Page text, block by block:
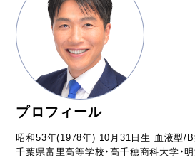
プロフィール
昭和53年(1978年) 10月31日生 血液型/B
千葉県富里高等学校・高千穂商科大学・